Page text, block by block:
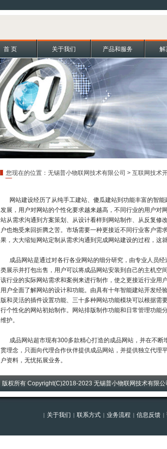
首 页 关于我们 产品和服务 解
您现在的位置： 无锡普小物联网技术有限公司 > 互联网技术
网站建设经历了从纯手工建站、傻瓜建站到功能丰富的智
发展，用户对网站的个性化要求越来越高，不同行业的用户对
站从需求沟通到方案策划、从设计看样到网站制作、从反复修
户也饱受来回折腾之苦。市场需要一种更接近不同行业客户
果，大大缩短网站定制从需求沟通到完成网站建设的过程，这就
成品网站是通过对各行各业网站的细分研究，由专业人员
类展示并打包出售，用户可以将成品网站安装到自己的主机空
该行业的实际网站需求和案例来进行制作，使之更接近行业用
用户全面了解网站的设计和功能。由具有十年智能建站开发
版和灵活的插件设置功能、三十多种网站功能模块可以根据
行个性化的网站初始制作。网站排版制作功能和日常管理功能
维护。
成品网站超市现有300多款精心打造的成品网站，并在不断
贯理念，只面向代理合作伙伴提供成品网站，并提供独立代理
户资料，无忧拓展业务。
| 关于我们 | 联系方式 | 业务流程 | 信息反馈 |
版权所有 Copyright(C)2018-2023 无锡普小物联网技术有限公